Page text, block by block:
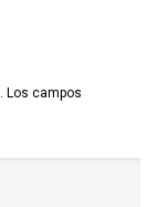
Los campos